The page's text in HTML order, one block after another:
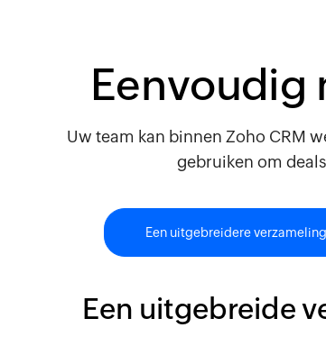
Eenvoudig
Uw team kan binnen Zoho CRM
gebruiken om
Een uitgebreidere
Een uitgebreide